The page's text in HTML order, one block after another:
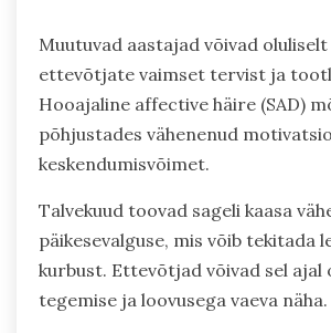
Muutuvad aastajad võivad
ettevõtjate vaimset tervist ja
Hooajaline affective häire (SAD)
põhjustades vähenenud
keskendumisvõimet.
Talvekuud toovad sageli kaasa
päikesevalguse, mis võib tekitada
kurbust. Ettevõtjad võivad sel ajal
tegemise ja loovusega vaeva näha.